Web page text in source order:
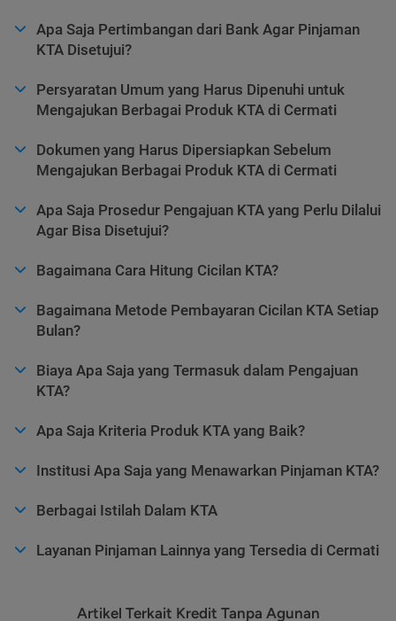
Apa Saja Pertimbangan dari Bank Agar Pinjaman
KTA Disetujui?
Persyaratan Umum yang Harus Dipenuhi untuk
Mengajukan Berbagai Produk KTA di Cermati
Dokumen yang Harus Dipersiapkan Sebelum
Mengajukan Berbagai Produk KTA di Cermati
Apa Saja Prosedur Pengajuan KTA yang Perlu Dilalui
Agar Bisa Disetujui?
Bagaimana Cara Hitung Cicilan KTA?
Bagaimana Metode Pembayaran Cicilan KTA Setiap
Bulan?
Biaya Apa Saja yang Termasuk dalam Pengajuan
KTA?
Apa Saja Kriteria Produk KTA yang Baik?
Institusi Apa Saja yang Menawarkan Pinjaman KTA?
Berbagai Istilah Dalam KTA
Layanan Pinjaman Lainnya yang Tersedia di Cermati
Artikel Terkait Kredit Tanpa Agunan